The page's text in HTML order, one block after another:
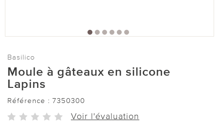
Basilico
Moule à gâteaux en silicone
Lapins
Référence : 7350300
Voir l'évaluation